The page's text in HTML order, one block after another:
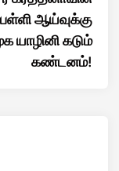
பள்ளி ஆய்வுக்கு
யாழினி கடும்
கண்டனம்!